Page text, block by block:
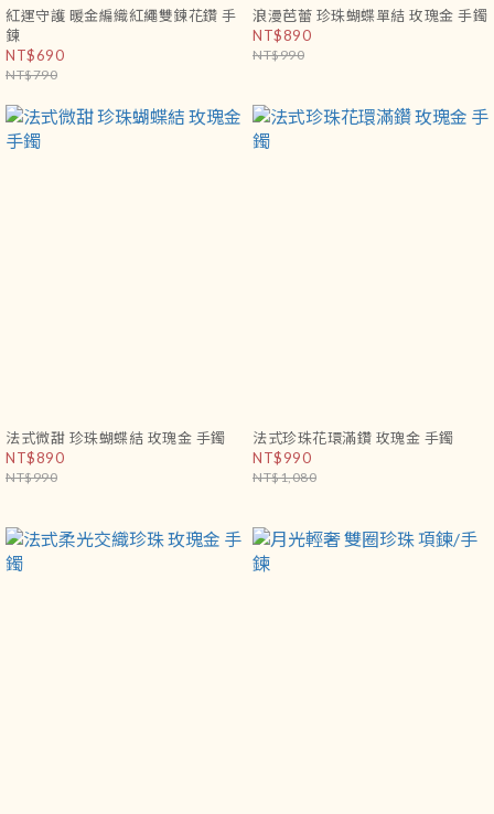
紅運守護 暖金編織紅繩雙鍊花鑽 手
鍊
NT$690
NT$790
浪漫芭蕾 珍珠蝴蝶單結 玫瑰金 手鐲
NT$890
NT$990
法式微甜 珍珠蝴蝶結 玫瑰金 手鐲
NT$890
NT$990
法式珍珠花環滿鑽 玫瑰金 手鐲
NT$990
NT$1,080